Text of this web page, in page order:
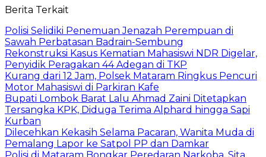
Berita Terkait
Polisi Selidiki Penemuan Jenazah Perempuan di
Sawah Perbatasan Badrain-Sembung
Rekonstruksi Kasus Kematian Mahasiswi NDR Digelar,
Penyidik Peragakan 44 Adegan di TKP
Kurang dari 12 Jam, Polsek Mataram Ringkus Pencuri
Motor Mahasiswi di Parkiran Kafe
Bupati Lombok Barat Lalu Ahmad Zaini Ditetapkan
Tersangka KPK, Diduga Terima Alphard hingga Sapi
Kurban
Dilecehkan Kekasih Selama Pacaran, Wanita Muda di
Pemalang Lapor ke Satpol PP dan Damkar